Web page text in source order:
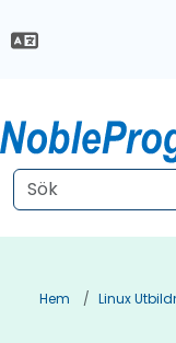
Hem Linux